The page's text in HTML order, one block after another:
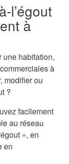
l’égout
à
une habitation,
à
modifier ou
?
facilement
au réseau
», en
en